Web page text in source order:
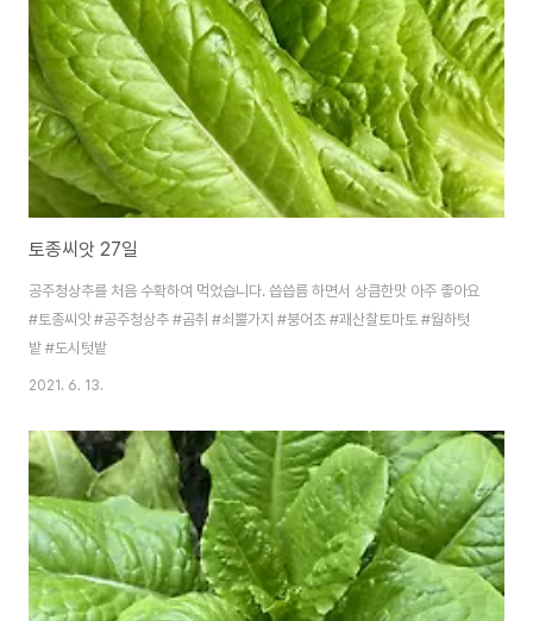
토종씨앗 27일
공주청상추를 처음 수확하여 먹었습니다. 씁씁름 하면서 상큼한맛 아주 좋아요
#토종씨앗 #공주청상추 #곰취 #쇠뿔가지 #붕어초 #괘산찰토마토 #월하텃
밭 #도시텃밭
2021. 6. 13.